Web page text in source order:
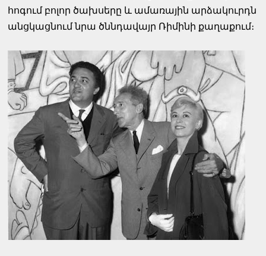
հոգում բոլոր ծախսերը և ամառային արձակուրդն
անցկացնում նրա ծննդավայր Ռիմինի քաղաքում։